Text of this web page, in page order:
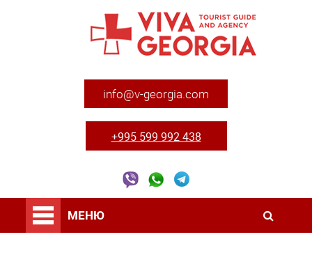
info@v-georgia.com
+995 599 992 438
МЕНЮ